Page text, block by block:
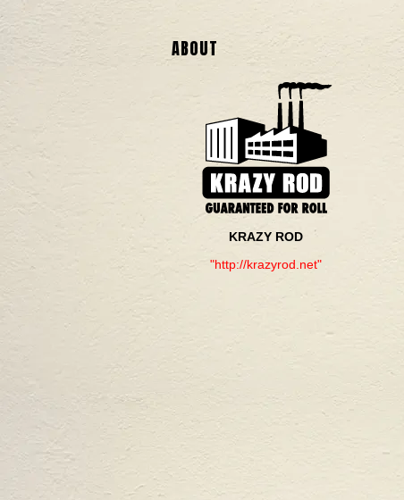
ABOUT
KRAZY ROD
"http://krazyrod.net"